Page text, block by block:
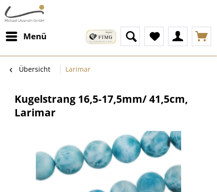
Menü
Übersicht Larimar
Kugelstrang 16,5-17,5mm/ 41,5cm,
Larimar